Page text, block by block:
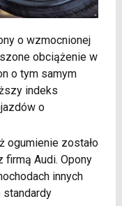
o wzmocnionej
obciążenie w
o tym samym
indeks
o
ogumienie zostało
firmą Audi. Opony
innych
standardy